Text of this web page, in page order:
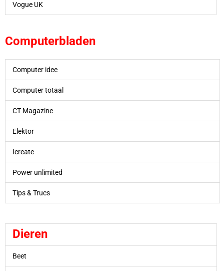
Vogue UK
Computerbladen
Computer idee
Computer totaal
CT Magazine
Elektor
Icreate
Power unlimited
Tips & Trucs
Dieren
Beet